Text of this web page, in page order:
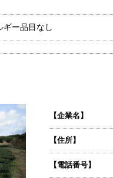
ギー品目なし
【企業名】
【住所】
【電話番号】